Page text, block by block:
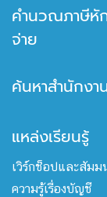
คำนวณภาษี
จ่าย
ค้นหาสำนักง
แหล่งเรียนรู้
เวิร์กช็อปและสัม
ความรู้เรื่องบัญชี